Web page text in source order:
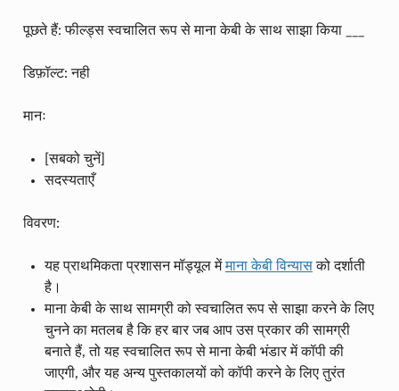
पूछते हैं: फील्ड्स स्वचालित रूप से माना केबी के साथ साझा किया ___
डिफ़ॉल्ट: नही
मानः
[सबको चुनें]
सदस्यताएँ
विवरण:
यह प्राथमिकता प्रशासन मॉड्यूल मेंमाना केबी विन्यासको दर्शाती
है।
माना केबी के साथ सामग्री को स्वचालित रूप से साझा करने के लिए
चुनने का मतलब है कि हर बार जब आप उस प्रकार की सामग्री
बनाते हैं, तो यह स्वचालित रूप से माना केबी भंडार में कॉपी की
जाएगी, और यह अन्य पुस्तकालयों को कॉपी करने के लिए तुरंत